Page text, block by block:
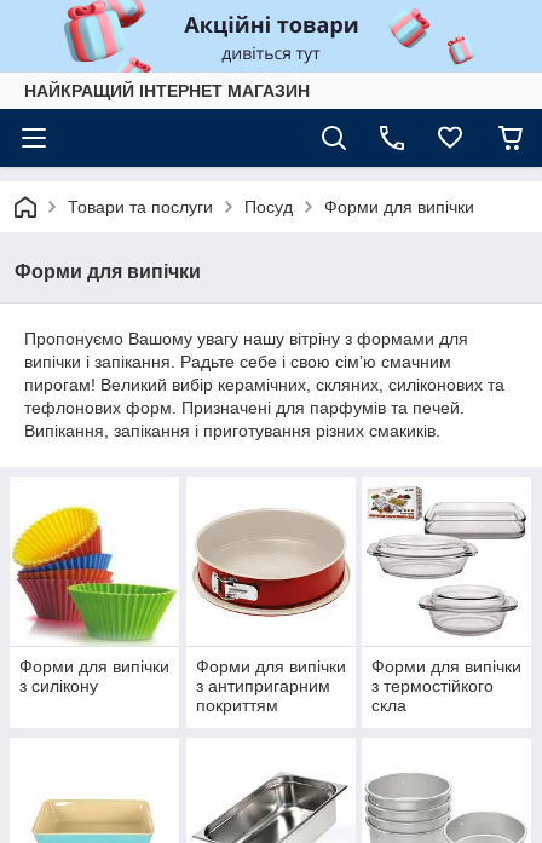
НАЙКРАЩИЙ ІНТЕРНЕТ МАГАЗИН
Товари та послуги Посуд Форми для випічки
Форми для випічки
Пропонуємо Вашому увагу нашу вітріну з формами для
випічки і запікання. Радьте себе і свою сім’ю смачним
пирогам! Великий вибір керамічних, скляних, силіконових та
тефлонових форм. Призначені для парфумів та печей.
Випікання, запікання і приготування різних смакиків.
Форми для випічки
з силікону
Форми для випічки
з антипригарним
покриттям
Форми для випічки
з термостійкого
скла